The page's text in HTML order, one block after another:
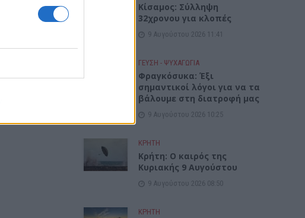
Κίσαμος: Σύλληψη
32χρονου για κλοπές
9 Αυγούστου 2026 11:41
ΓΕΎΣΗ - ΨΥΧΑΓΩΓΊΑ
Φραγκόσυκα: Έξι
σημαντικοί λόγοι για να τα
βάλουμε στη διατροφή μας
9 Αυγούστου 2026 10:25
ΚΡΗΤΗ
Κρήτη: Ο καιρός της
Κυριακής 9 Αυγούστου
9 Αυγούστου 2026 08:50
ΚΡΗΤΗ